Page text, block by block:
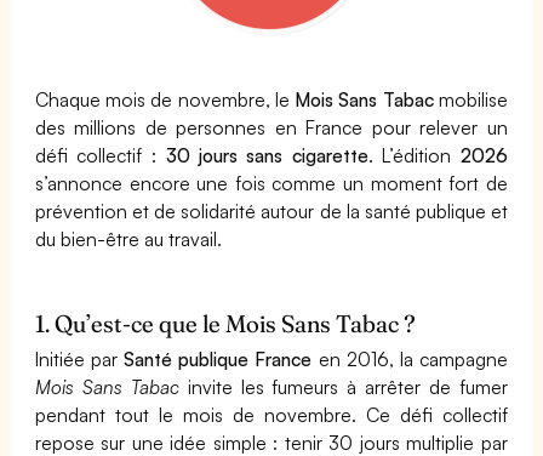
Chaque mois de novembre, le Mois Sans Tabacmobilise
des millions de personnes en France pour relever un
défi collectif : 30 jours sans cigarette. L’édition 2026
s’annonce encore une fois comme un moment fort de
prévention et de solidarité autour de la santé publique et
du bien-être au travail.
1. Qu’est-ce que le Mois Sans Tabac ?
Initiée parSanté publique France en 2016, la campagne
Mois Sans Tabacinvite les fumeurs à arrêter de fumer
pendant tout le mois de novembre. Ce défi collectif
repose sur une idée simple : tenir 30 jours multiplie par